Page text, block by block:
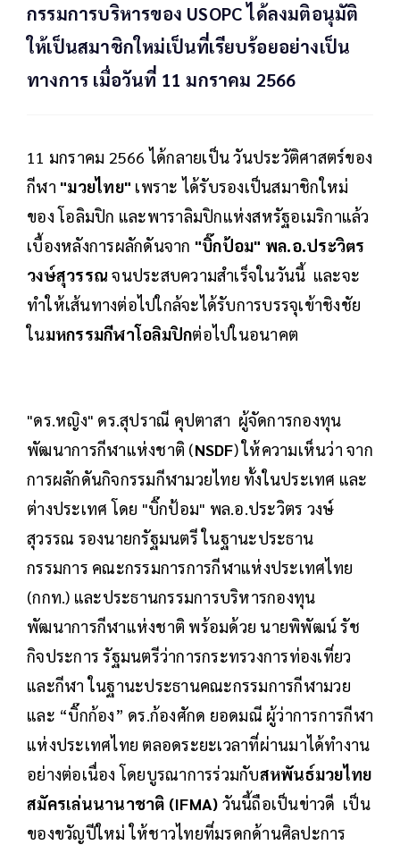
กรรมการบริหารของ USOPC ได้ลงมติอนุมัติ
ให้เป็นสมาชิกใหม่เป็นที่เรียบร้อยอย่างเป็น
ทางการ เมื่อวันที่ 11 มกราคม 2566
11 มกราคม 2566 ได้กลายเป็น วันประวัติศาสตร์ของ
กีฬา "มวยไทย" เพราะ ได้รับรองเป็นสมาชิกใหม่
ของ โอลิมปิก และพาราลิมปิกแห่งสหรัฐอเมริกาแล้ว
เบื้องหลังการผลักดันจาก "บิ๊กป้อม" พล.อ.ประวิตร
วงษ์สุวรรณ จนประสบความสำเร็จในวันนี้ และจะ
ทำให้เส้นทางต่อไปใกล้จะได้รับการบรรจุเข้าชิงชัย
ในมหกรรมกีฬาโอลิมปิกต่อไปในอนาคต
"ดร.หญิง" ดร.สุปราณี คุปตาสา ผู้จัดการกองทุน
พัฒนาการกีฬาแห่งชาติ (NSDF)ให้ความเห็นว่า จาก
การผลักดันกิจกรรมกีฬามวยไทย ทั้งในประเทศ และ
ต่างประเทศ โดย "บิ๊กป้อม" พล.อ.ประวิตร วงษ์
สุวรรณ รองนายกรัฐมนตรี ในฐานะประธาน
กรรมการ คณะกรรมการการกีฬาแห่งประเทศไทย
(กกท.) และประธานกรรมการบริหารกองทุน
พัฒนาการกีฬาแห่งชาติ พร้อมด้วย นายพิพัฒน์ รัช
กิจประการ รัฐมนตรีว่าการกระทรวงการท่องเที่ยว
และกีฬา ในฐานะประธานคณะกรรมการกีฬามวย
และ “บิ๊กก้อง” ดร.ก้องศักด ยอดมณี ผู้ว่าการการกีฬา
แห่งประเทศไทย ตลอดระยะเวลาที่ผ่านมาได้ทำงาน
อย่างต่อเนื่อง โดยบูรณาการร่วมกับสหพันธ์มวยไทย
สมัครเล่นนานาชาติ (IFMA) วันนี้ถือเป็นข่าวดี เป็น
ของขวัญปีใหม่ ให้ชาวไทยที่มรดกด้านศิลปะการ